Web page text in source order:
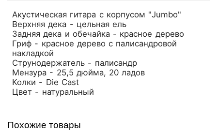
Акустическая гитара с корпусом "Jumbo"
Верхняя дека - цельная ель
Задняя дека и обечайка - красное дерево
Гриф - красное дерево с палисандровой
накладкой
Струнодержатель - палисандр
Мензура - 25,5 дюйма, 20 ладов
Колки - Die Cast
Цвет - натуральный
Похожие товары